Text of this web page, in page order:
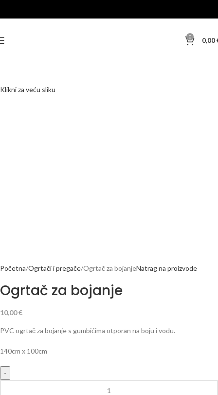
0 0,00
Klikni za veću sliku
Početna Ogrtači i pregače Ogrtač za bojanjeNatrag na proizvode
Ogrtač za bojanje
10,00€
PVC ogrtač za bojanje s gumbićima otporan na boju i vodu.
140cm x 100cm